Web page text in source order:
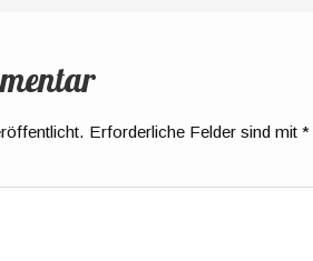
Erforderliche Felder sind mit*